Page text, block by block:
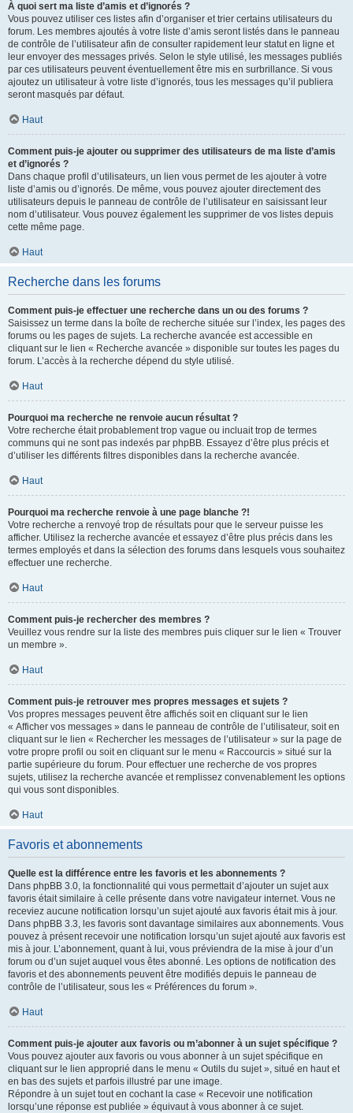
À quoi sert ma liste d’amis et d’ignorés ?
Vous pouvez utiliser ces listes afin d’organiser et trier certains utilisateurs du
forum. Les membres ajoutés à votre liste d’amis seront listés dans le panneau
de contrôle de l’utilisateur afin de consulter rapidement leur statut en ligne et
leur envoyer des messages privés. Selon le style utilisé, les messages publiés
par ces utilisateurs peuvent éventuellement être mis en surbrillance. Si vous
ajoutez un utilisateur à votre liste d’ignorés, tous les messages qu’il publiera
seront masqués par défaut.
Haut
Comment puis-je ajouter ou supprimer des utilisateurs de ma liste d’amis
et d’ignorés ?
Dans chaque profil d’utilisateurs, un lien vous permet de les ajouter à votre
liste d’amis ou d’ignorés. De même, vous pouvez ajouter directement des
utilisateurs depuis le panneau de contrôle de l’utilisateur en saisissant leur
nom d’utilisateur. Vous pouvez également les supprimer de vos listes depuis
cette même page.
Haut
Recherche dans les forums
Comment puis-je effectuer une recherche dans un ou des forums ?
Saisissez un terme dans la boîte de recherche située sur l’index, les pages des
forums ou les pages de sujets. La recherche avancée est accessible en
cliquant sur le lien « Recherche avancée » disponible sur toutes les pages du
forum. L’accès à la recherche dépend du style utilisé.
Haut
Pourquoi ma recherche ne renvoie aucun résultat ?
Votre recherche était probablement trop vague ou incluait trop de termes
communs qui ne sont pas indexés par phpBB. Essayez d’être plus précis et
d’utiliser les différents filtres disponibles dans la recherche avancée.
Haut
Pourquoi ma recherche renvoie à une page blanche ?!
Votre recherche a renvoyé trop de résultats pour que le serveur puisse les
afficher. Utilisez la recherche avancée et essayez d’être plus précis dans les
termes employés et dans la sélection des forums dans lesquels vous souhaitez
effectuer une recherche.
Haut
Comment puis-je rechercher des membres ?
Veuillez vous rendre sur la liste des membres puis cliquer sur le lien « Trouver
un membre ».
Haut
Comment puis-je retrouver mes propres messages et sujets ?
Vos propres messages peuvent être affichés soit en cliquant sur le lien
« Afficher vos messages » dans le panneau de contrôle de l’utilisateur, soit en
cliquant sur le lien « Rechercher les messages de l’utilisateur » sur la page de
votre propre profil ou soit en cliquant sur le menu « Raccourcis » situé sur la
partie supérieure du forum. Pour effectuer une recherche de vos propres
sujets, utilisez la recherche avancée et remplissez convenablement les options
qui vous sont disponibles.
Haut
Favoris et abonnements
Quelle est la différence entre les favoris et les abonnements ?
Dans phpBB 3.0, la fonctionnalité qui vous permettait d’ajouter un sujet aux
favoris était similaire à celle présente dans votre navigateur internet. Vous ne
receviez aucune notification lorsqu’un sujet ajouté aux favoris était mis à jour.
Dans phpBB 3.3, les favoris sont davantage similaires aux abonnements. Vous
pouvez à présent recevoir une notification lorsqu’un sujet ajouté aux favoris est
mis à jour. L’abonnement, quant à lui, vous préviendra de la mise à jour d’un
forum ou d’un sujet auquel vous êtes abonné. Les options de notification des
favoris et des abonnements peuvent être modifiés depuis le panneau de
contrôle de l’utilisateur, sous les « Préférences du forum ».
Haut
Comment puis-je ajouter aux favoris ou m’abonner à un sujet spécifique ?
Vous pouvez ajouter aux favoris ou vous abonner à un sujet spécifique en
cliquant sur le lien approprié dans le menu « Outils du sujet », situé en haut et
en bas des sujets et parfois illustré par une image.
Répondre à un sujet tout en cochant la case « Recevoir une notification
lorsqu’une réponse est publiée » équivaut à vous abonner à ce sujet.